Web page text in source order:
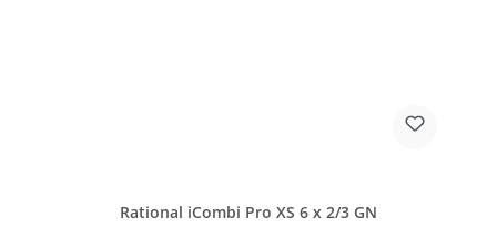
Rational iCombi Pro XS 6 x 2/3 GN